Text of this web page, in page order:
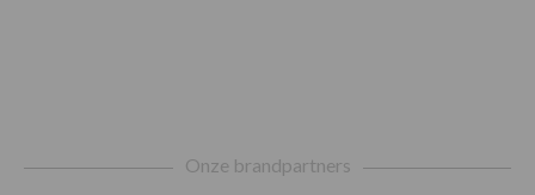
Onze brandpartners